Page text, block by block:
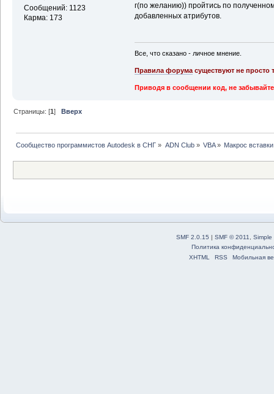
Сообщений: 1123
Карма: 173
г(по желанию)) пройтись по
добавленных атрибутов.
Все, что сказано - личное мнение.
Правила форумасуществуют не просто
Приводя в сообщении код, не
Страницы: [1] Вверх
Сообщество программистов Autodesk в СНГ » ADN Club» VBA» Макрос
SMF 2.0.15 | SMF © 2011, Simple
Политика
XHTML
RSS Мобильная